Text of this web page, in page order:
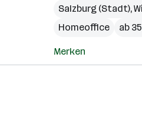
Salzburg (Stadt),
Homeoffice
ab
Merken